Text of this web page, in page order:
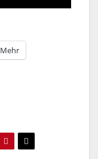
Mehr